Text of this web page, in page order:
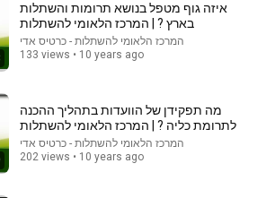
איזה גוף מטפל בנושא תרומות והשתלות
בארץ ? | המרכז הלאומי להשתלות
המרכז הלאומי להשתלות - כרטיס אדי
133 views • 10 years ago
מה תפקידן של הוועדות בתהליך ההכנה
לתרומת כליה ? | המרכז הלאומי להשתלות
המרכז הלאומי להשתלות - כרטיס אדי
202 views • 10 years ago